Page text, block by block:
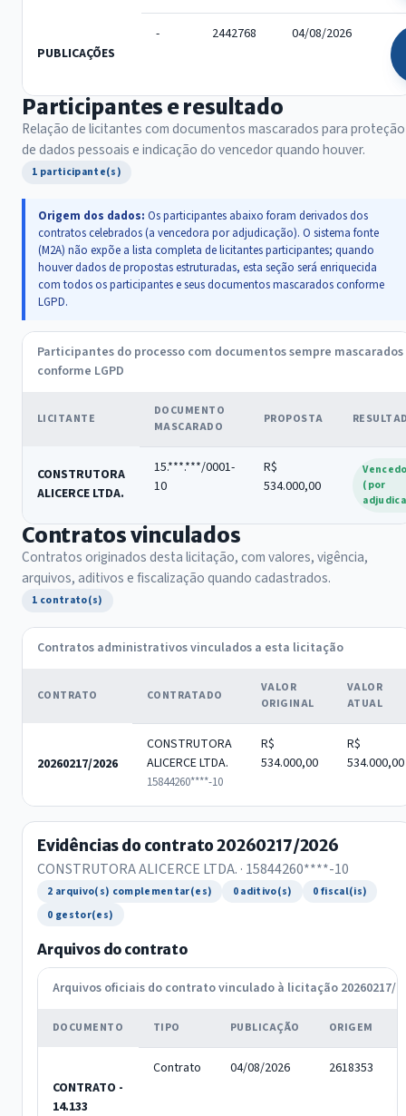
PUBLICAÇÕES
- 2442768 04/08/2026
Participantes e resultado
Relação de licitantes com documentos mascarados para proteção
de dados pessoais e indicação do vencedor quando houver.
1 participante(s)
Origem dos dados: Os participantes abaixo foram derivados dos
contratos celebrados (a vencedora por adjudicação). O sistema fonte
(M2A) não expõe a lista completa de licitantes participantes; quando
houver dados de propostas estruturadas, esta seção será enriquecida
com todos os participantes e seus documentos mascarados conforme
LGPD.
Participantes do processo com documentos sempre mascarados
conforme LGPD
LICITANTE
DOCUMENTO
MASCARADO
PROPOSTA
CONSTRUTORA
ALICERCE LTDA.
15.***.***/0001-
10
R$
534.000,00
(por
Contratos vinculados
Contratos originados desta licitação, com valores, vigência,
arquivos, aditivos e fiscalização quando cadastrados.
1 contrato(s)
Contratos administrativos vinculados a esta licitação
CONTRATO CONTRATADO
VALOR
ORIGINAL
VALOR
ATUAL
20260217/2026
CONSTRUTORA
ALICERCE LTDA.
15844260****-10
R$
534.000,00
R$
534.000,00
Evidências do contrato 20260217/2026
CONSTRUTORA ALICERCE LTDA. · 15844260****-10
2 arquivo(s) complementar(es) 0 aditivo(s)
0 fiscal(is)
0 gestor(es)
Arquivos do contrato
Arquivos oficiais do contrato vinculado à licitação 20260217/
DOCUMENTO TIPO PUBLICAÇÃO ORIGEM
CONTRATO -
14.133
Contrato 04/08/2026 2618353